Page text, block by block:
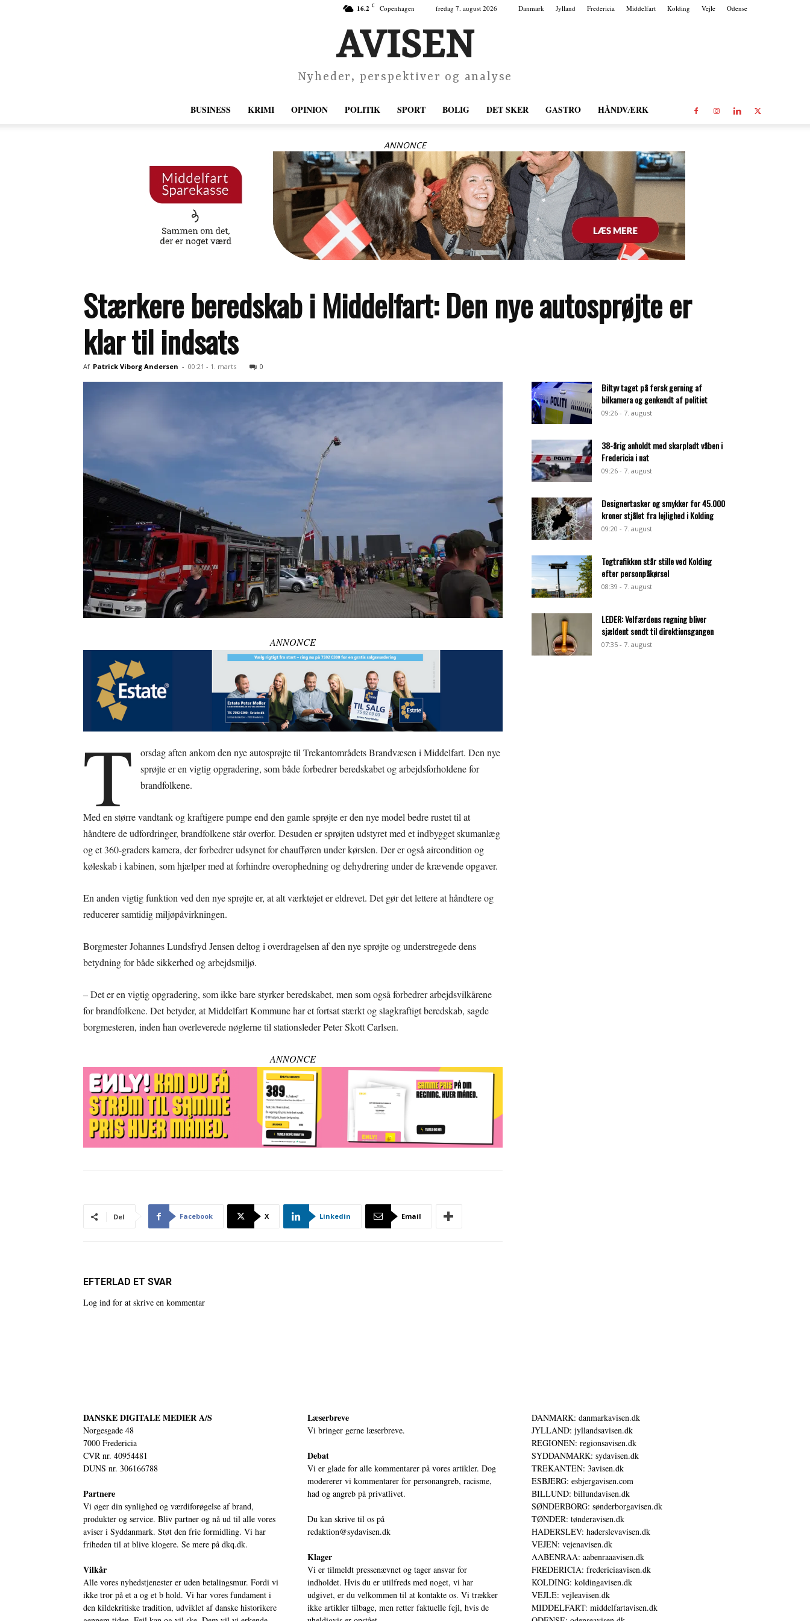
16.2 C Copenhagen fredag 7. august 2026 Danmark Jylland Fredericia Middelfart Kolding Vejle Odense
AVISEN
Nyheder, perspektiver og analyse
BUSINESS KRIMI OPINION POLITIK SPORT BOLIG DET SKER GASTRO HÅNDVÆRK
ANNONCE
Stærkere beredskab i Middelfart: Den nye autosprøjte er
klar til indsats
Af Patrick Viborg Andersen - 00:21 - 1. marts 0
ANNONCE
T
orsdag aften ankom den nye autosprøjte til Trekantområdets Brandvæsen i Middelfart. Den nye
sprøjte er en vigtig opgradering, som både forbedrer beredskabet og arbejdsforholdene for
brandfolkene.
Med en større vandtank og kraftigere pumpe end den gamle sprøjte er den nye model bedre rustet til at
håndtere de udfordringer, brandfolkene står overfor. Desuden er sprøjten udstyret med et indbygget skumanlæg
og et 360-graders kamera, der forbedrer udsynet for chaufføren under kørslen. Der er også aircondition og
køleskab i kabinen, som hjælper med at forhindre overophedning og dehydrering under de krævende opgaver.
En anden vigtig funktion ved den nye sprøjte er, at alt værktøjet er eldrevet. Det gør det lettere at håndtere og
reducerer samtidig miljøpåvirkningen.
Borgmester Johannes Lundsfryd Jensen deltog i overdragelsen af den nye sprøjte og understregede dens
betydning for både sikkerhed og arbejdsmiljø.
– Det er en vigtig opgradering, som ikke bare styrker beredskabet, men som også forbedrer arbejdsvilkårene
for brandfolkene. Det betyder, at Middelfart Kommune har et fortsat stærkt og slagkraftigt beredskab, sagde
borgmesteren, inden han overleverede nøglerne til stationsleder Peter Skott Carlsen.
ANNONCE
Del Facebook X Linkedin Email
EFTERLAD ET SVAR
Log ind for at skrive en kommentar
Biltyv taget på fersk gerning af
bilkamera og genkendt af politiet
09:26 - 7. august
38-årig anholdt med skarpladt våben i
Fredericia i nat
09:26 - 7. august
Designertasker og smykker for 45.000
kroner stjålet fra lejlighed i Kolding
09:20 - 7. august
Togtrafikken står stille ved Kolding
efter personpåkørsel
08:39 - 7. august
LEDER: Velfærdens regning bliver
sjældent sendt til direktionsgangen
07:35 - 7. august
DANSKE DIGITALE MEDIER A/S
Norgesgade 48
7000 Fredericia
CVR nr. 40954481
DUNS nr. 306166788
Partnere
Vi øger din synlighed og værdiforøgelse af brand,
produkter og service. Bliv partner og nå ud til alle vores
aviser i Syddanmark. Støt den frie formidling. Vi har
friheden til at blive klogere. Se mere på dkq.dk.
Vilkår
Alle vores nyhedstjenester er uden betalingsmur. Fordi vi
ikke tror på et a og et b hold. Vi har vores fundament i
den kildekritiske tradition, udviklet af danske historikere
Læserbreve
Vi bringer gerne læserbreve.
Debat
Vi er glade for alle kommentarer på vores artikler. Dog
modererer vi kommentarer for personangreb, racisme,
had og angreb på privatlivet.
Du kan skrive til os på
redaktion@sydavisen.dk
Klager
Vi er tilmeldt pressenævnet og tager ansvar for
indholdet. Hvis du er utilfreds med noget, vi har
udgivet, er du velkommen til at kontakte os. Vi trækker
ikke artikler tilbage, men retter faktuelle fejl, hvis de
DANMARK: danmarkavisen.dk
JYLLAND: jyllandsavisen.dk
REGIONEN: regionsavisen.dk
SYDDANMARK: sydavisen.dk
TREKANTEN: 3avisen.dk
ESBJERG: esbjergavisen.com
BILLUND: billundavisen.dk
SØNDERBORG: sønderborgavisen.dk
TØNDER: tønderavisen.dk
HADERSLEV: haderslevavisen.dk
VEJEN: vejenavisen.dk
AABENRAA: aabenraaavisen.dk
FREDERICIA: fredericiaavisen.dk
KOLDING: koldingavisen.dk
VEJLE: vejleavisen.dk
MIDDELFART: middelfartavisen.dk